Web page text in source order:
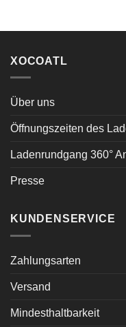
XOCOATL
Über uns
Öffnungszeiten des
Ladenrundgang 360°
Presse
KUNDENSERVICE
Zahlungsarten
Versand
Mindesthaltbarkeit